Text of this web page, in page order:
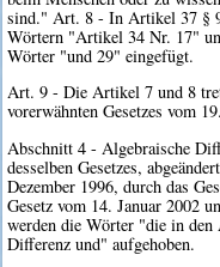
sind." Art. 8 - In Artikel 37 § 9
Wörtern "Artikel 34 Nr. 17"
Wörter "und 29" eingefügt.
Art. 9 - Die Artikel 7 und 8
vorerwähnten Gesetzes vom
Abschnitt 4 - Algebraische
desselben Gesetzes,
Dezember 1996, durch das
Gesetz vom 14. Januar 2002
werden die Wörter "die in den
Differenz und" aufgehoben.